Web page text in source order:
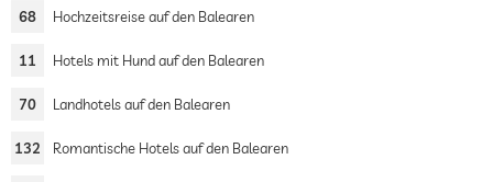
68 Hochzeitsreise auf den Balearen
11 Hotels mit Hund auf den Balearen
70 Landhotels auf den Balearen
132 Romantische Hotels auf den Balearen